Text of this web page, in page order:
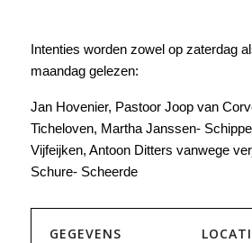
Intenties worden zowel op zaterdag
maandag gelezen:
Jan Hovenier, Pastoor Joop van
Ticheloven, Martha Janssen-
Vijfeijken, Antoon Ditters vanwege
Schure- Scheerde
GEGEVENS